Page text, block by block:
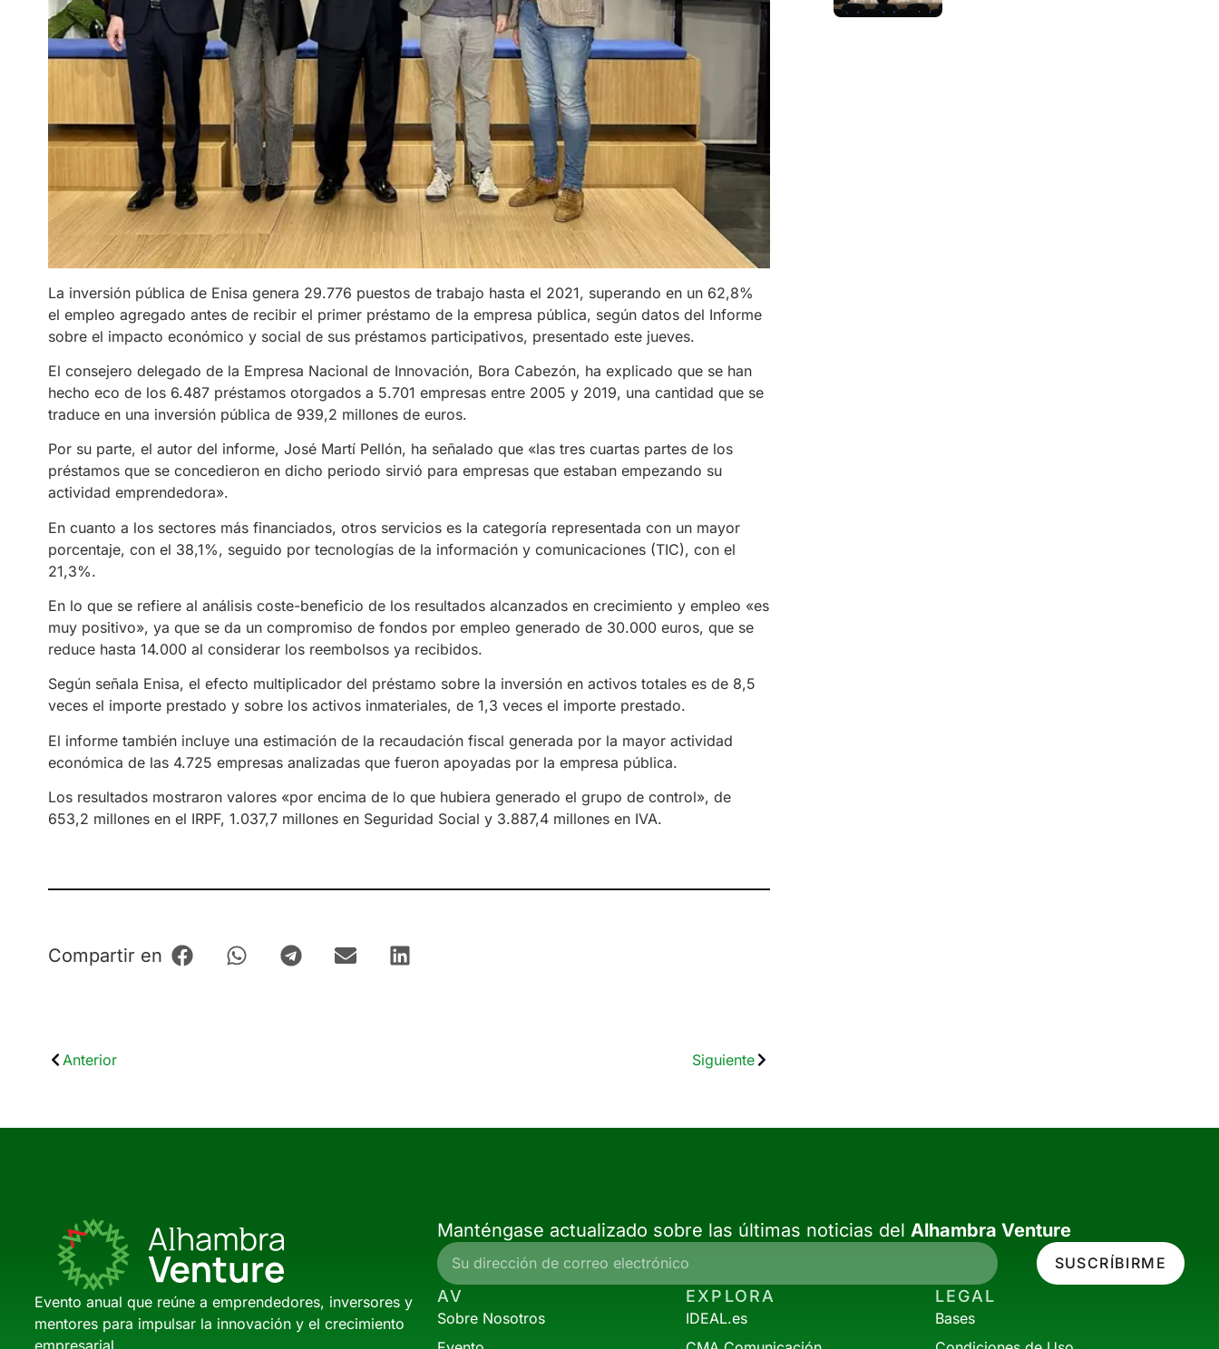
La inversión pública de Enisa genera 29.776 puestos de trabajo hasta el 2021, superando en un 62,8%
el empleo agregado antes de recibir el primer préstamo de la empresa pública, según datos del Informe
sobre el impacto económico y social de sus préstamos participativos, presentado este jueves.
El consejero delegado de la Empresa Nacional de Innovación, Bora Cabezón, ha explicado que se han
hecho eco de los 6.487 préstamos otorgados a 5.701 empresas entre 2005 y 2019, una cantidad que se
traduce en una inversión pública de 939,2 millones de euros.
Por su parte, el autor del informe, José Martí Pellón, ha señalado que «las tres cuartas partes de los
préstamos que se concedieron en dicho periodo sirvió para empresas que estaban empezando su
actividad emprendedora».
En cuanto a los sectores más financiados, otros servicios es la categoría representada con un mayor
porcentaje, con el 38,1%, seguido por tecnologías de la información y comunicaciones (TIC), con el
21,3%.
En lo que se refiere al análisis coste-beneficio de los resultados alcanzados en crecimiento y empleo «es
muy positivo», ya que se da un compromiso de fondos por empleo generado de 30.000 euros, que se
reduce hasta 14.000 al considerar los reembolsos ya recibidos.
Según señala Enisa, el efecto multiplicador del préstamo sobre la inversión en activos totales es de 8,5
veces el importe prestado y sobre los activos inmateriales, de 1,3 veces el importe prestado.
El informe también incluye una estimación de la recaudación fiscal generada por la mayor actividad
económica de las 4.725 empresas analizadas que fueron apoyadas por la empresa pública.
Los resultados mostraron valores «por encima de lo que hubiera generado el grupo de control», de
653,2 millones en el IRPF, 1.037,7 millones en Seguridad Social y 3.887,4 millones en IVA.
Compartir en
Anterior Siguiente
Evento anual que reúne a emprendedores, inversores y
mentores para impulsar la innovación y el crecimiento
empresarial.
Manténgase actualizado sobre las últimas noticias del Alhambra Venture
SUSCRÍBIRME
AV
Sobre Nosotros
EXPLORA
IDEAL.es
LEGAL
Bases